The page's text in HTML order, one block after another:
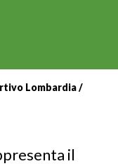
Lombardia
il